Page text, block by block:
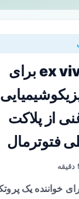
پروتکل ex vivo برای
از پلاکت
فتوترمال